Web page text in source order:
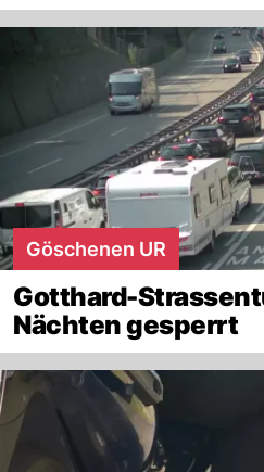
Göschenen UR
Gotthard-
Nächten gesperrt